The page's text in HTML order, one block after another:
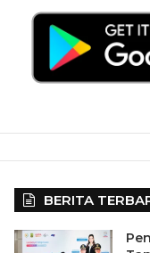
BERITA